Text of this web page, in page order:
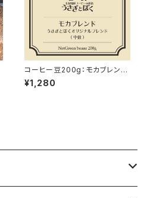
コーヒー豆200g：モカブレンド
(中煎)
¥1,280